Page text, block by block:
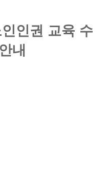
인권 교육 수
내